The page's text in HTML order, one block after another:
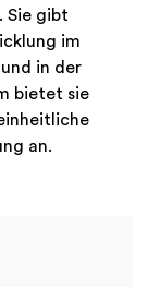
Sie gibt
im
in der
bietet sie
an.